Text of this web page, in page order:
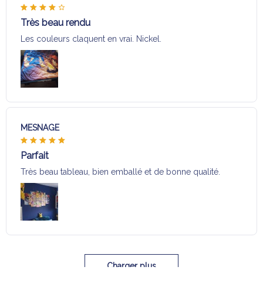
Très beau rendu
Les couleurs claquent en vrai. Nickel.
MESNAGE
Parfait
Très beau tableau, bien emballé et de bonne qualité.
Charger plus